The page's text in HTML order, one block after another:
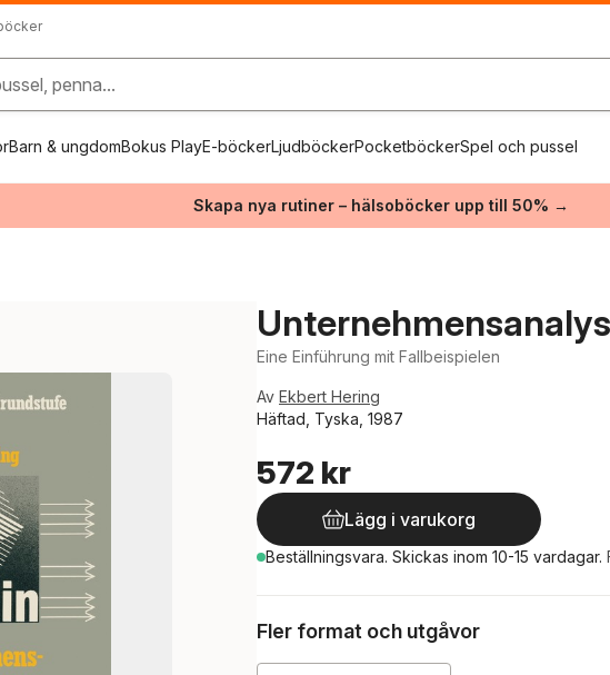
penna...
Barn & ungdomBokus PlayE-böckerLjudböckerPocketböckerSpel och pussel
Skapa nya rutiner – hälsoböcker upp till 50% →
Eine Einführung mit Fallbeispielen
Av Ekbert Hering
Häftad, Tyska, 1987
572 kr
Lägg i varukorg
Beställningsvara. Skickas inom 10-15 vardagar.
Fler format och utgåvor